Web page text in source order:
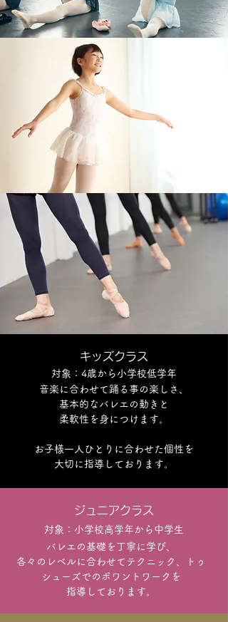
キッズクラス
対象：4歳から小学校低学年
音楽に合わせて踊る事の楽しさ、
基本的なバレエの動きと
柔軟性を身につけます。
お子様一人ひとりに合わせた個性を
大切に指導しております。
ジュニアクラス
対象：小学校高学年から中学生
バレエの基礎を丁寧に学び、
各々のレベルに合わせてテクニック、トゥ
シューズでのポワントワークを
指導しております。